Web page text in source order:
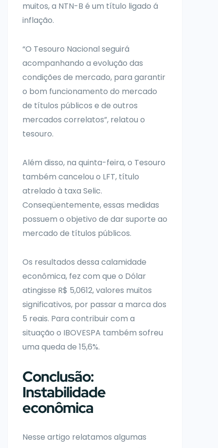
muitos, a NTN-B é um título ligado á
inflação.
“O Tesouro Nacional seguirá
acompanhando a evolução das
condições de mercado, para garantir
o bom funcionamento do mercado
de títulos públicos e de outros
mercados correlatos”, relatou o
tesouro.
Além disso, na quinta-feira, o Tesouro
também cancelou o LFT, título
atrelado à taxa Selic.
Conseqüentemente, essas medidas
possuem o objetivo de dar suporte ao
mercado de títulos públicos.
Os resultados dessa calamidade
econômica, fez com que o Dólar
atingisse R$ 5,0612, valores muitos
significativos, por passar a marca dos
5 reais. Para contribuir com a
situação o IBOVESPA também sofreu
uma queda de 15,6%.
Conclusão:
Instabilidade
econômica
Nesse artigo relatamos algumas